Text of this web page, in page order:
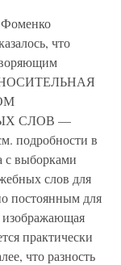
что
СЛОВ —
в
с выборками
слов для
постоянным для
изображающая
практически
что разность